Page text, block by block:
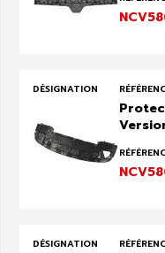
DÉSIGNATION
DÉSIGNATION